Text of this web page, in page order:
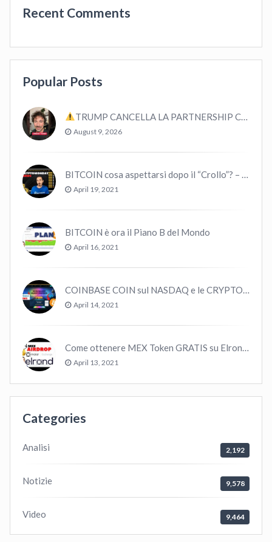
Recent Comments
Popular Posts
TRUMP CANCELLA LA PARTNERSHIP CON CRYPTO.COM E CRO #bitcoin #crypto #trading
August 9, 2026
BITCOIN cosa aspettarsi dopo il “Crollo”? – CryptoMonday NEWS w16/’21
April 19, 2021
BITCOIN è ora il Piano B del Mondo
April 16, 2021
COINBASE COIN sul NASDAQ e le CRYPTO volano!
April 14, 2021
Come ottenere MEX Token GRATIS su Elrond ?
April 13, 2021
Categories
Analisi 2,192
Notizie 9,578
Video 9,464